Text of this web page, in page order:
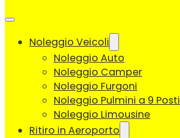
Noleggio Veicoli
Noleggio Auto
Noleggio Camper
Noleggio Furgoni
Noleggio Pulmini a 9 Posti
Noleggio Limousine
Ritiro in Aeroporto